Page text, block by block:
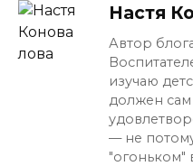
Настя
Автор
изучаю
должен
— не
"огоньком"